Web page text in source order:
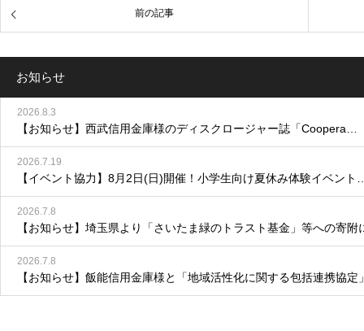
前の記事
お知らせ
2026.8.3
【お知らせ】西武信用金庫様のディスクロージャー誌「Coopera…
2026.7.19
【イベント協力】8月2日(日)開催！小学生向け夏休み体験イベント
2026.7.8
【お知らせ】埼玉県より「さいたま緑のトラスト基金」等への寄
2026.7.8
【お知らせ】飯能信用金庫様と「地域活性化に関する包括連携協